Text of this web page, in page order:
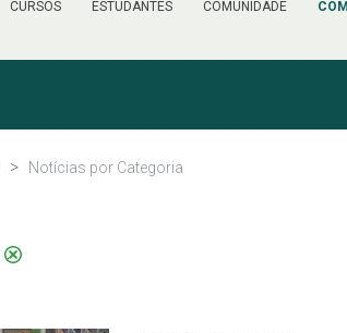
CURSOS ESTUDANTES COMUNIDADE
Notícias por Categoria
.